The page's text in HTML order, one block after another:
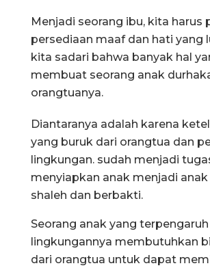
Menjadi seorang ibu, kita harus
persediaan maaf dan hati yang
kita sadari bahwa banyak hal
membuat seorang anak
orangtuanya.
Diantaranya adalah karena
yang buruk dari orangtua dan
lingkungan. sudah menjadi
menyiapkan anak menjadi anak
shaleh dan berbakti.
Seorang anak yang
lingkungannya membutuhkan
dari orangtua untuk dapat